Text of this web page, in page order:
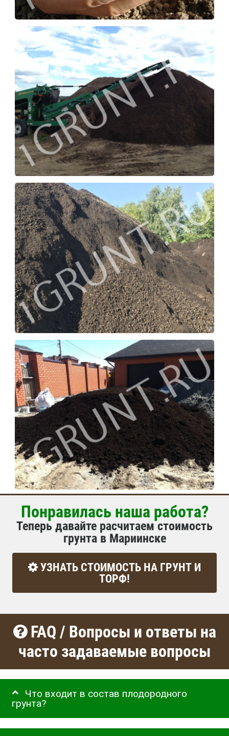
Понравилась наша работа?
Теперь давайте расчитаем стоимость
грунта в Мариинске
УЗНАТЬ СТОИМОСТЬ НА ГРУНТ И
ТОРФ!
FAQ / Вопросы и ответы на
часто задаваемые вопросы
Что входит в состав плодородного
грунта?